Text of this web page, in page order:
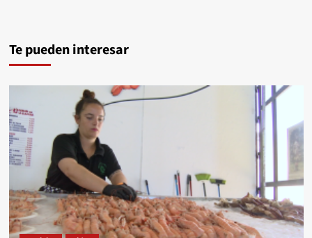
Te pueden interesar